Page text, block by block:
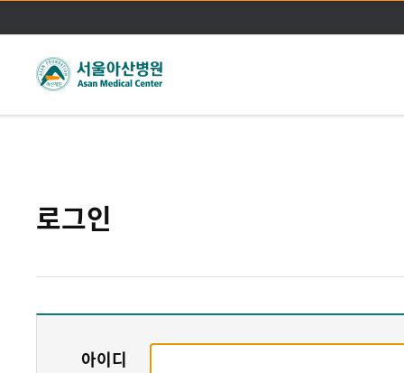
주메뉴바로가기
본문바로가기
로그인
아이디